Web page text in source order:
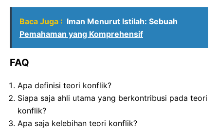
Baca Juga : Iman Menurut Istilah: Sebuah
Pemahaman yang Komprehensif
FAQ
Apa definisi teori konflik?
Siapa saja ahli utama yang berkontribusi pada teori
konflik?
Apa saja kelebihan teori konflik?